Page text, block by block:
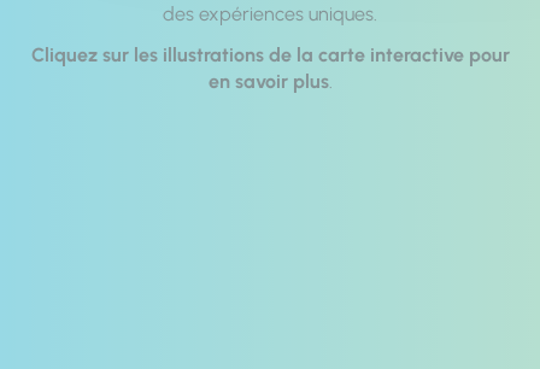
des expériences uniques.
Cliquez sur les illustrations de la carte interactive pour
en savoir plus.